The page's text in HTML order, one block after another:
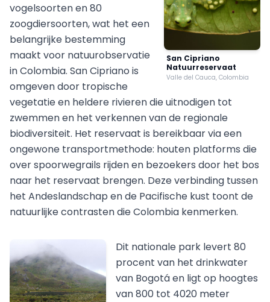
San Cipriano
Natuurreservaat
Valle del Cauca, Colombia
vogelsoorten en 80
zoogdiersoorten, wat het een
belangrijke bestemming
maakt voor natuurobservatie
in Colombia. San Cipriano is
omgeven door tropische
vegetatie en heldere rivieren die uitnodigen tot
zwemmen en het verkennen van de regionale
biodiversiteit. Het reservaat is bereikbaar via een
ongewone transportmethode: houten platforms die
over spoorwegrails rijden en bezoekers door het bos
naar het reservaat brengen. Deze verbinding tussen
het Andeslandschap en de Pacifische kust toont de
natuurlijke contrasten die Colombia kenmerken.
Dit nationale park levert 80
procent van het drinkwater
van Bogotá en ligt op hoogtes
van 800 tot 4020 meter